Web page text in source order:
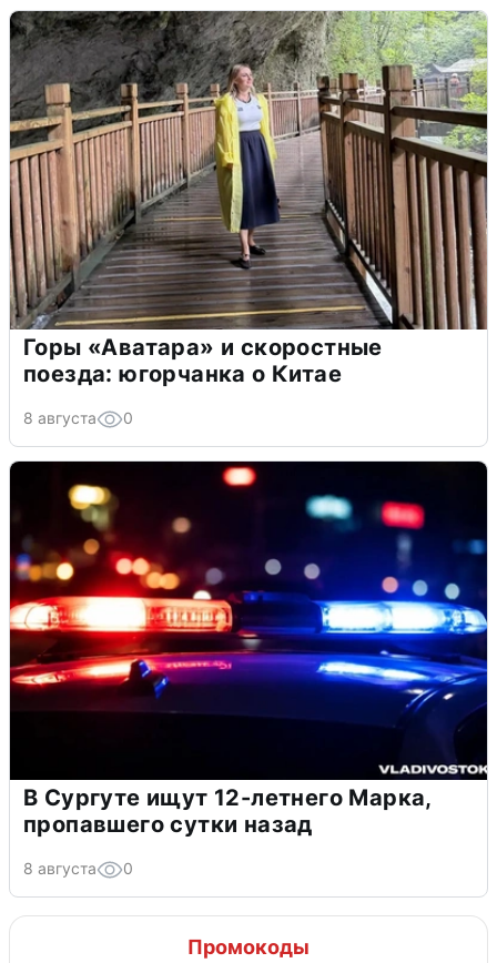
Горы «Аватара» и скоростные
поезда: югорчанка о Китае
8 августа 0
В Сургуте ищут 12-летнего Марка,
пропавшего сутки назад
8 августа 0
Промокоды